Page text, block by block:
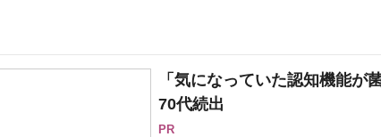
「気になっていた認知機能
70代続出
PR